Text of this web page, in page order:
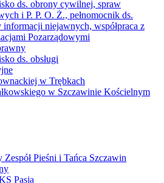
ds. obrony cywilnej, spraw
i P. P. O. Ż., pełnomocnik ds.
informacji niejawnych, współpraca z
Pozarządowymi
ds. obsługi
w Trębkach
w Szczawinie Kościelnym
Pieśni i Tańca Szczawin
Pasja